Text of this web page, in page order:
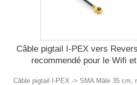
Câble pigtail I-PEX vers
recommendé pour le Wifi
Câble pigtail I-PEX -> SMA Mâle 35 cm,